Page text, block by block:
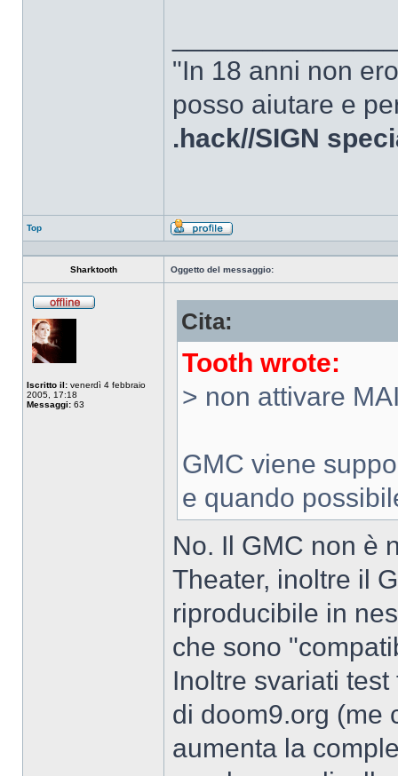
"In 18 anni non
posso aiutare e
.hack//SIGN
Top
Profilo
Sharktooth Oggetto del messaggio:
Iscritto il: venerdì 4 febbraio
2005, 17:18
Messaggi: 63
Cita:
Tooth wrote:
> non attivare
GMC viene
e quando
No. Il GMC non è
Theater, inoltre il
riproducibile in
che sono
Inoltre svariati
di doom9.org (me
aumenta la